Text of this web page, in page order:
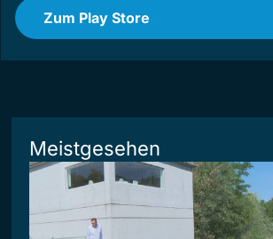
Zum Play Store
Meistgesehen